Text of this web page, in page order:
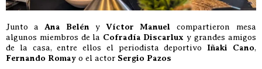
Junto a Ana Belén y Víctor Manuel compartieron mesa
algunos miembros de la Cofradía Discarlux y grandes amigos
de la casa, entre ellos el periodista deportivo Iñaki Cano,
Fernando Romay o el actor Sergio Pazos